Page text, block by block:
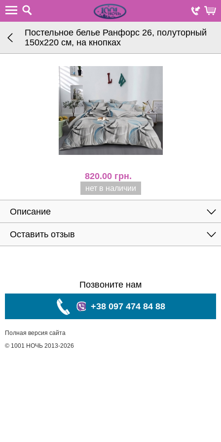
Постельное белье Ранфорс 26, полуторный
150х220 см, на кнопках
820.00 грн.
нет в наличии
Описание
Оставить отзыв
Позвоните нам
+38 097 474 84 88
Полная версия сайта
© 1001 НОЧЬ 2013-2026